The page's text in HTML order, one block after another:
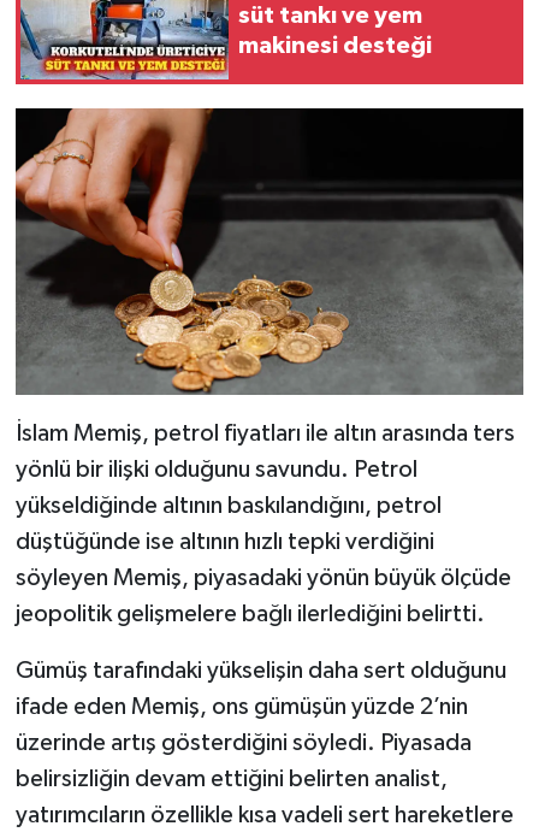
süt tankı ve yem
makinesi desteği
İslam Memiş, petrol fiyatları ile altın arasında ters
yönlü bir ilişki olduğunu savundu. Petrol
yükseldiğinde altının baskılandığını, petrol
düştüğünde ise altının hızlı tepki verdiğini
söyleyen Memiş, piyasadaki yönün büyük ölçüde
jeopolitik gelişmelere bağlı ilerlediğini belirtti.
Gümüş tarafındaki yükselişin daha sert olduğunu
ifade eden Memiş, ons gümüşün yüzde 2’nin
üzerinde artış gösterdiğini söyledi. Piyasada
belirsizliğin devam ettiğini belirten analist,
yatırımcıların özellikle kısa vadeli sert hareketlere